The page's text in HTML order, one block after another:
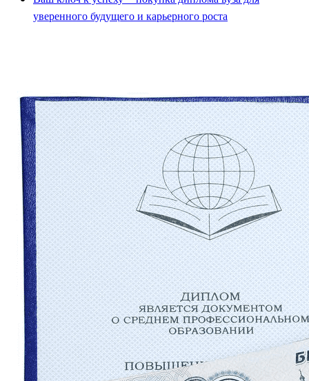
уверенного будущего и карьерного роста